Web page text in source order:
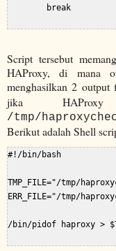
        break
Script tersebut
HAProxy, di mana
menghasilkan 2 output
jika
/tmp/
Berikut adalah Shell
#!/bin/bash
TMP_FILE="/tmp/
ERR_FILE="/tmp/
/bin/pidof haproxy >